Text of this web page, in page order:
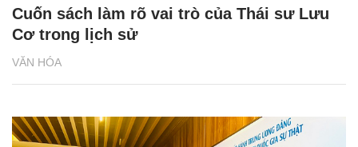
VĂN HÓA
Cuốn sách làm rõ vai trò của Thái sư Lưu
Cơ trong lịch sử